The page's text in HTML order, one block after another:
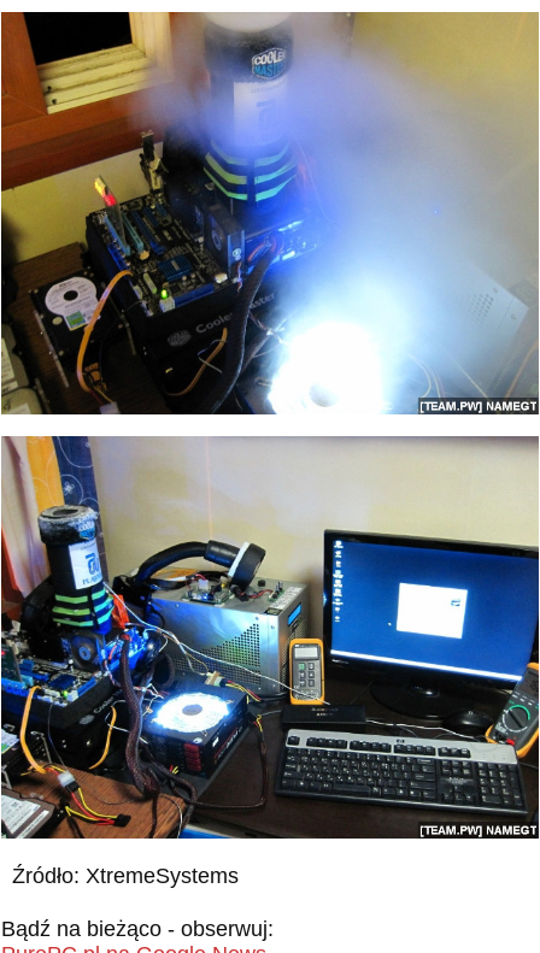
Źródło: XtremeSystems
Bądź na bieżąco - obserwuj: